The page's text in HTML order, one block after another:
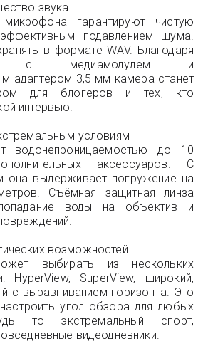
звука
гарантируют чистую
подавлением шума.
в формате WAV. Благодаря
с медиамодулем и
адаптером 3,5 мм камера станет
для блогеров и тех, кто
интервью.
условиям
водонепроницаемостью до 10
аксессуаров. С
она выдерживает погружение на
Съёмная защитная линза
воды на объектив и
возможностей
выбирать из нескольких
HyperView, SuperView, широкий,
с выравниванием горизонта. Это
угол обзора для любых
то экстремальный спорт,
видеодневники.